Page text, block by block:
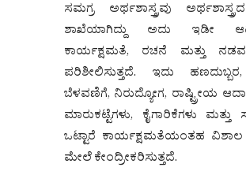
ಸಮಗ್ರ ಅರ್ಥಶಾಸ್ತ್ರವು
ಶಾಖೆಯಾಗಿದ್ದು ಅದು ಇಡೀ
ಕಾರ್ಯಕ್ಷಮತೆ, ರಚನೆ ಮತ್ತು
ಪರಿಶೀಲಿಸುತ್ತದೆ. ಇದು
ಬೆಳವಣಿಗೆ, ನಿರುದ್ಯೋಗ, ರಾಷ್ಟ್ರೀಯ
ಮಾರುಕಟ್ಟೆಗಳು, ಕೈಗಾರಿಕೆಗಳು ಮತ್ತು
ಒಟ್ಟಾರೆ ಕಾರ್ಯಕ್ಷಮತೆಯಂತಹ
ಮೇಲೆ ಕೇಂದ್ರೀಕರಿಸುತ್ತದೆ.